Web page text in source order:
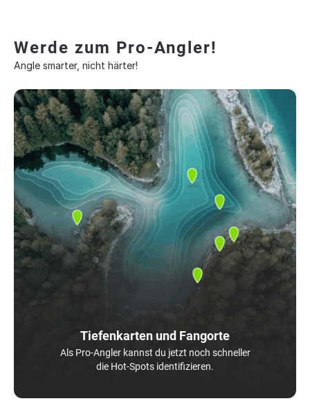
Werde zum Pro-Angler!
Angle smarter, nicht härter!
Tiefenkarten und Fangorte
Als Pro-Angler kannst du jetzt noch schneller
die Hot-Spots identifizieren.